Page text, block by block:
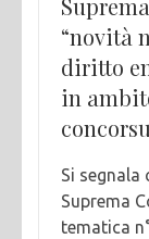
“novità
diritto
in
Si segnala
Suprema
tematica